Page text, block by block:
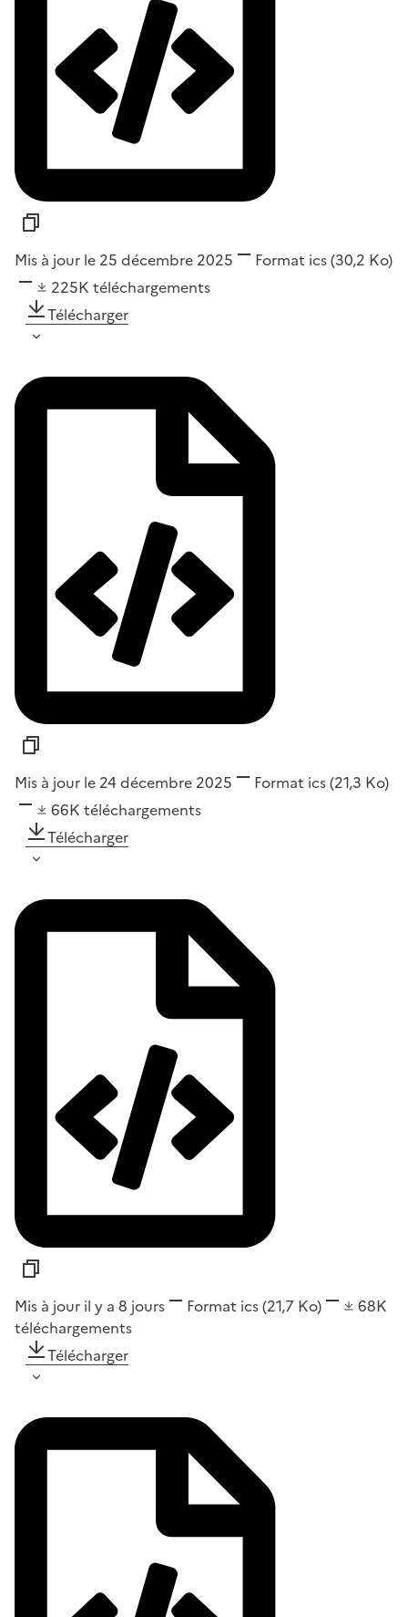
Mis à jour le 25 décembre 2025 Format ics(30,2 Ko)
225K téléchargements
Télécharger
Mis à jour le 24 décembre 2025 Format ics(21,3 Ko)
66K téléchargements
Télécharger
Mis à jour il y a 8 jours Format ics(21,7 Ko)
68K
téléchargements
Télécharger